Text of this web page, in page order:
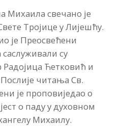
Михаила свечано је
Тројице у Лијешћу.
је Преосвећени
су
Радојица Ћетковић и
читања Св.
је проповиједао о
о паду у духовном
Михаилу.